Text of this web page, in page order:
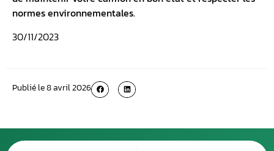
normes environnementales.
30/11/2023
Publié le8 avril 2026